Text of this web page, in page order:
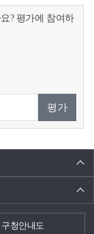
? 평가에 참여하
평가
구청안내도